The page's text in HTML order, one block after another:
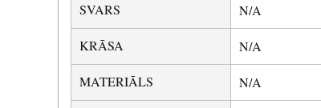
SVARS N/A
KRĀSA N/A
MATERIĀLS N/A